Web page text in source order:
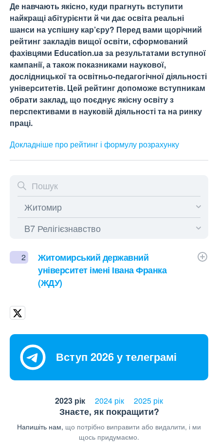
Де навчають якісно, куди прагнуть вступити
найкращі абітурієнти й чи дає освіта реальні
шанси на успішну кар’єру? Перед вами щорічний
рейтинг закладів вищої освіти, сформований
фахівцями Education.ua за результатами вступної
кампанії, а також показниками наукової,
дослідницької та освітньо-педагогічної діяльності
університетів. Цей рейтинг допоможе вступникам
обрати заклад, що поєднує якісну освіту з
перспективами в науковій діяльності та на ринку
праці.
Докладніше про рейтинг і формулу розрахунку
2
Житомирський державний
університет імені Івана Франка
(ЖДУ)
Вступ 2026 у телеграмі
2023 рік 2024 рік 2025 рік
Знаєте, як покращити?
Напишіть нам, що потрібно виправити або видалити, і ми
щось придумаємо.